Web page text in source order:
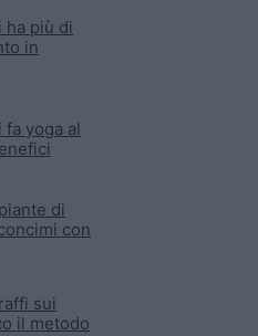
ha più di
in
yoga al
di
con
sui
il metodo